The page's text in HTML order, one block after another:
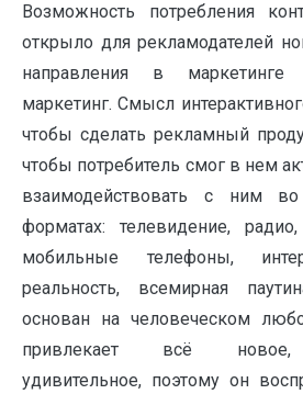
Возможность потребления
открыло для рекламодателей
направления в маркетинге
маркетинг. Смысл
чтобы сделать рекламный
чтобы потребитель смог в нем
взаимодействовать с ним
форматах: телевидение,
мобильные телефоны,
реальность, всемирная
основан на человеческом
привлекает всё новое,
удивительное, поэтому он